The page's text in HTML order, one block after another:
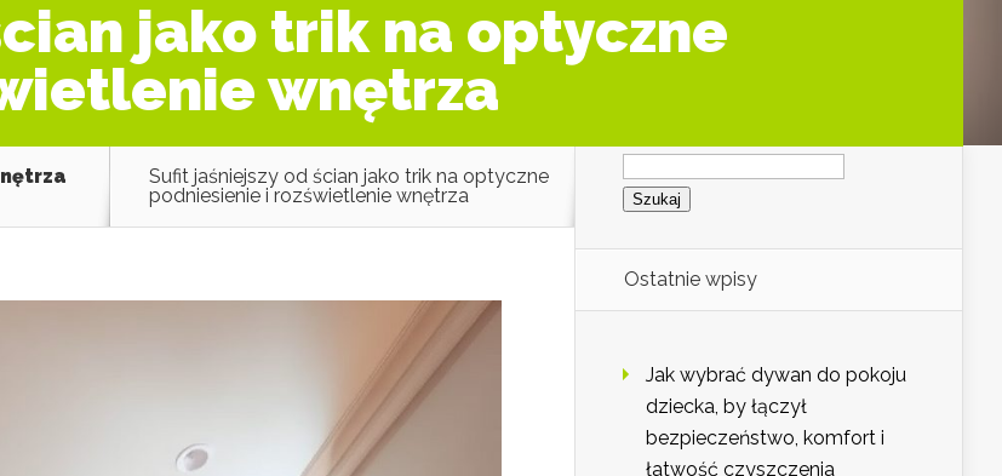
jako trik na optyczne
wnętrza
Sufit jaśniejszy od ścian jako trik na optyczne
podniesienie i rozświetlenie wnętrza
Szukaj:
Ostatnie wpisy
Jak wybrać dywan do pokoju
dziecka, by łączył
bezpieczeństwo, komfort i
łatwość czyszczenia